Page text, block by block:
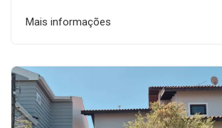
Mais informações